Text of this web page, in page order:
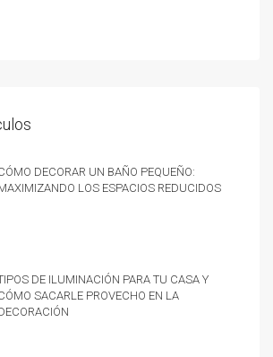
decorar un baño pequeño:
los espacios reducidos
de iluminación para tu casa y
sacarle provecho en la